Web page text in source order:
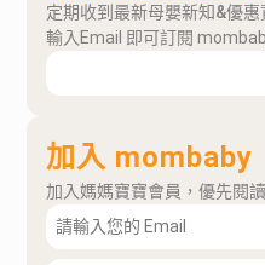
定期收到最新母嬰新知&優惠
輸入Email 即可訂閱
加入 mombaby
加入媽媽寶寶會員，優先閱